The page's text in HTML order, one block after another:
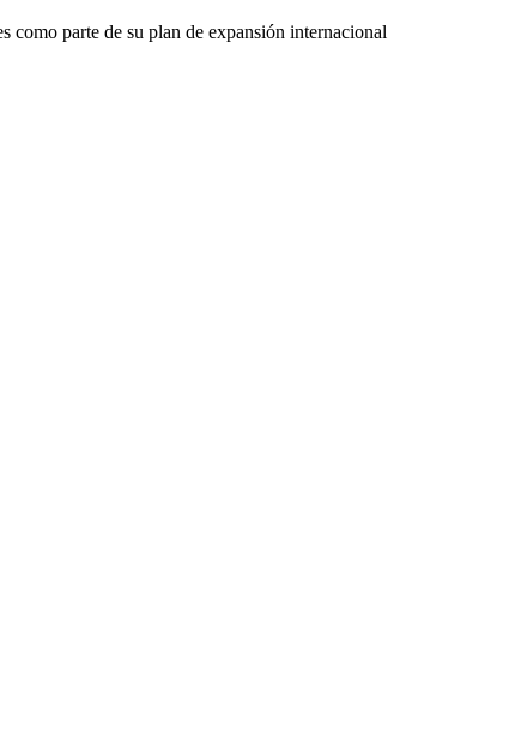
como parte de su plan de expansión internacional